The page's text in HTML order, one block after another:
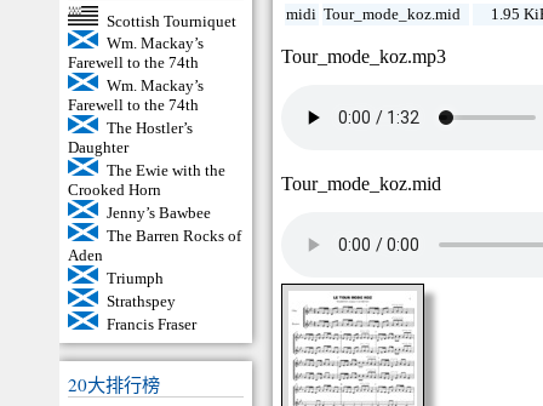
Scottish Tourniquet
Wm. Mackay’s
Farewell to the 74th
Wm. Mackay’s
Farewell to the 74th
The Hostler’s
Daughter
The Ewie with the
Crooked Horn
Jenny’s Bawbee
The Barren Rocks of
Aden
Triumph
Strathspey
Francis Fraser
20大排行榜
midi Tour_mode_koz.mid 1.95
Tour_mode_koz.mp3
Tour_mode_koz.mid